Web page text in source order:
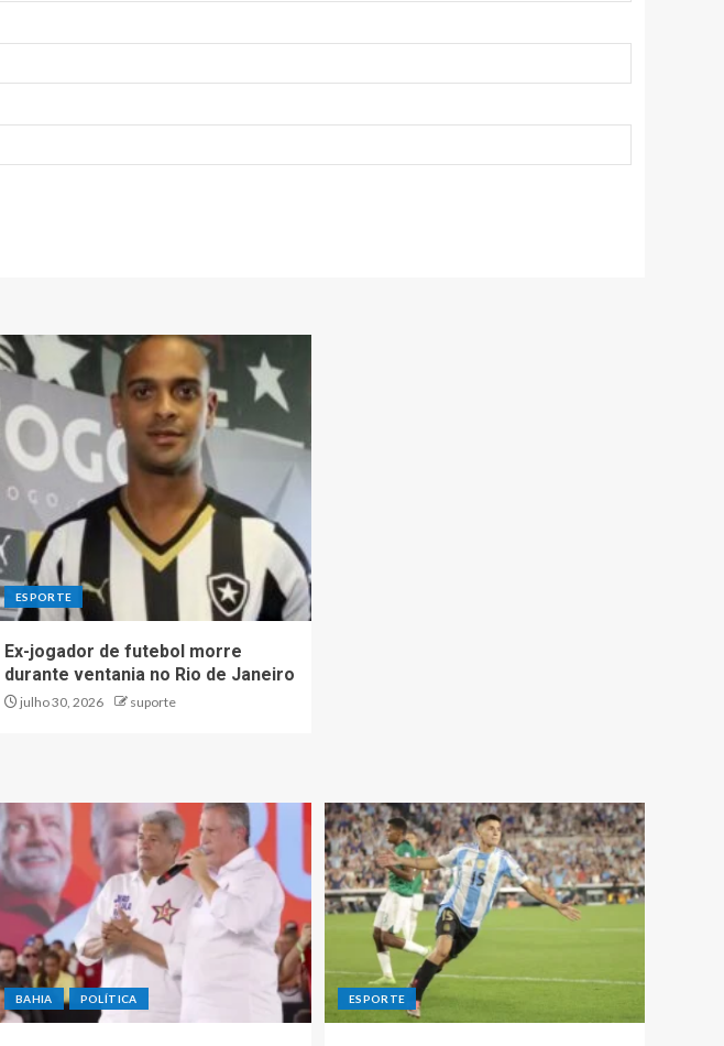
ESPORTE
Ex-jogador de futebol morre
durante ventania no Rio de Janeiro
julho 30, 2026 suporte
BAHIA POLÍTICA ESPORTE